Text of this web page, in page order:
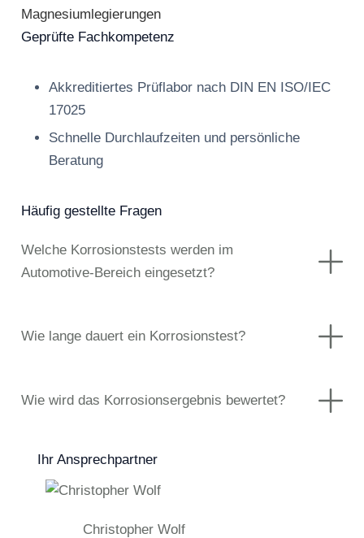
Magnesiumlegierungen
Geprüfte Fachkompetenz
Akkreditiertes Prüflabor nach DIN EN ISO/IEC
17025
Schnelle Durchlaufzeiten und persönliche
Beratung
Häufig gestellte Fragen
Welche Korrosionstests werden im
Automotive-Bereich eingesetzt?
Wie lange dauert ein Korrosionstest?
Wie wird das Korrosionsergebnis bewertet?
Ihr Ansprechpartner
Christopher Wolf